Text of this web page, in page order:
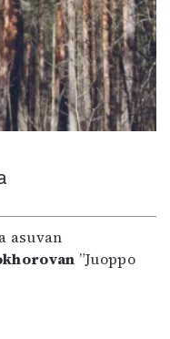
asuvan
”Juoppo